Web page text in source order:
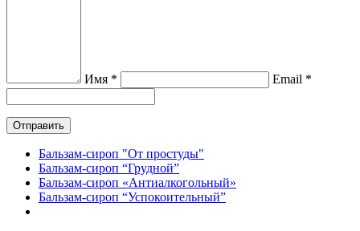
Имя * Email *
Бальзам-сироп "От простуды"
Бальзам-сироп “Грудной”
Бальзам-сироп «Антиалкогольный»
Бальзам-сироп “Успокоительный”